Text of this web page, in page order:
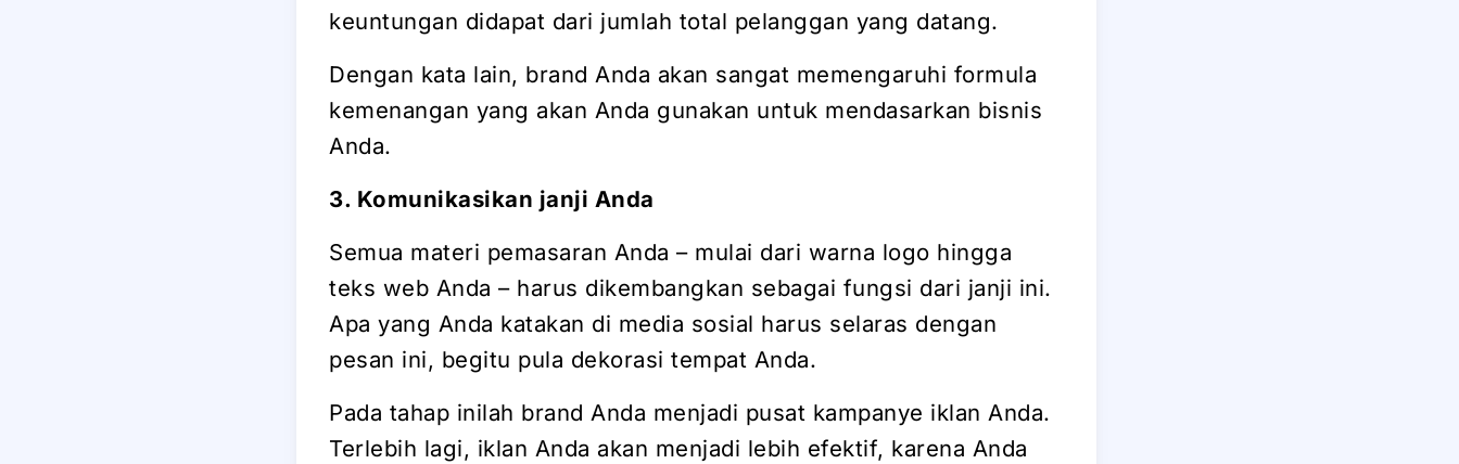
keuntungan didapat dari jumlah total pelanggan yang datang.
Dengan kata lain, brand Anda akan sangat memengaruhi formula
kemenangan yang akan Anda gunakan untuk mendasarkan bisnis
Anda.
3. Komunikasikan janji Anda
Semua materi pemasaran Anda – mulai dari warna logo hingga
teks web Anda – harus dikembangkan sebagai fungsi dari janji ini.
Apa yang Anda katakan di media sosial harus selaras dengan
pesan ini, begitu pula dekorasi tempat Anda.
Pada tahap inilah brand Anda menjadi pusat kampanye iklan Anda.
Terlebih lagi, iklan Anda akan menjadi lebih efektif, karena Anda